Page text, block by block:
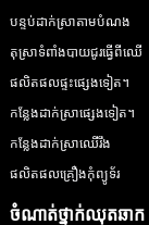
បន្ទប់ដាក់ស្រាតាមបំណង
តុស្រាទំពាំងបាយជូរធ្វើពីឈើ
ផលិតផលផ្ទះផ្សេងទៀត។
កន្លែងដាក់ស្រាផ្សេងទៀត។
កន្លែងដាក់ស្រាឈើរឹង
ផលិតផលគ្រឿងកុំព្យូទ័រ
ចំណាត់ថ្នាក់ឈុតឆាក